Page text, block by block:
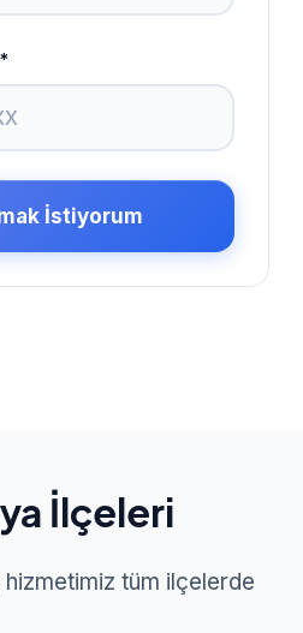
İstiyorum
İlçeleri
hizmetimiz tüm ilçelerde